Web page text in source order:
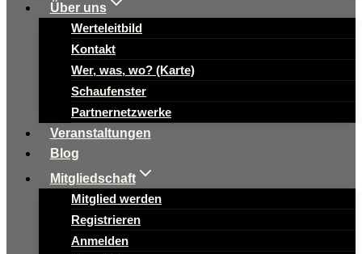
Über uns
Werteleitbild
Kontakt
Wer, was, wo? (Karte)
Schaufenster
Partnernetzwerke
Veranstaltungen
Blog
Mitgliedschaft
Mitglied werden
Registrieren
Anmelden